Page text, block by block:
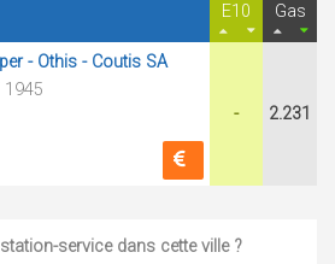
E10 Gas
- Othis - Coutis SA
1945
- 2.231
station-service dans cette ville ?